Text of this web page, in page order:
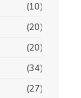
(10)
(20)
(20)
(34)
(27)